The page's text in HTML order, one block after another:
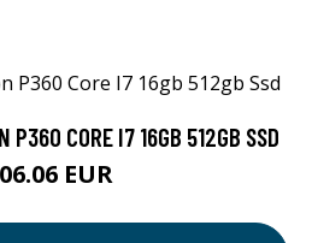
P360 CORE I7 16GB 512GB SSD
EUR